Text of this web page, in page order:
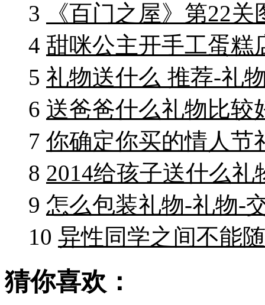
3
《百门之屋》第22
4 甜咪公主开手工蛋糕
5 礼物送什么 推荐-礼
6 送爸爸什么礼物比较
7 你确定你买的情人节
8 2014给孩子送什么
9 怎么包装礼物-礼物-
10 异性同学之间不能
猜你喜欢：